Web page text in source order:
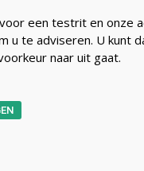
een testrit en onze
u te adviseren. U kunt
naar uit gaat.